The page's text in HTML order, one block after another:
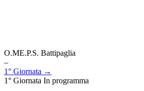
O.ME.P.S. Battipaglia
–
1° Giornata →
1° Giornata In programma